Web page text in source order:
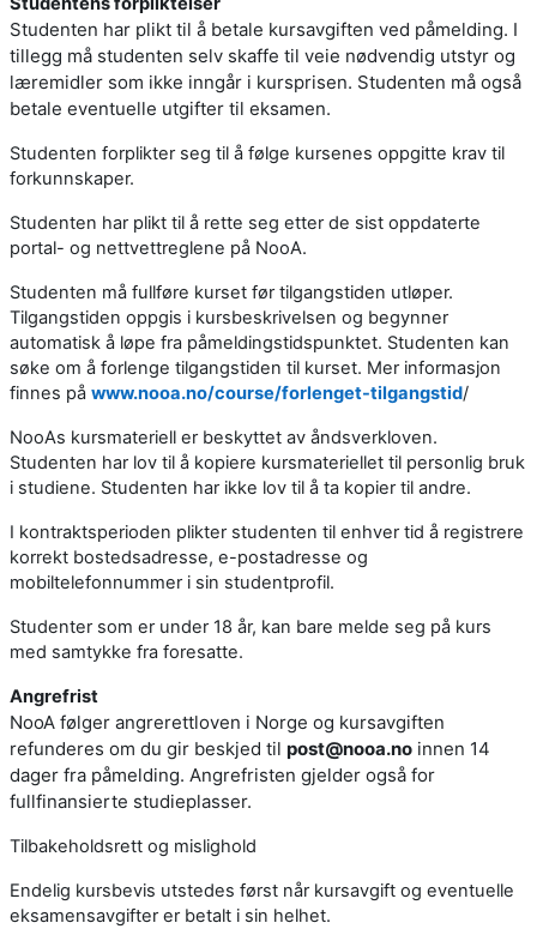
Studenten har plikt til å betale kursavgiften ved påmelding. I
tillegg må studenten selv skaffe til veie nødvendig utstyr og
læremidler som ikke inngår i kursprisen. Studenten må også
betale eventuelle utgifter til eksamen.
Studenten forplikter seg til å følge kursenes oppgitte krav til
forkunnskaper.
Studenten har plikt til å rette seg etter de sist oppdaterte
portal- og nettvettreglene på NooA.
Studenten må fullføre kurset før tilgangstiden utløper.
Tilgangstiden oppgis i kursbeskrivelsen og begynner
automatisk å løpe fra påmeldingstidspunktet. Studenten kan
søke om å forlenge tilgangstiden til kurset. Mer informasjon
finnes på www.nooa.no/course/forlenget-tilgangstid/
NooAs kursmateriell er beskyttet av åndsverkloven.
Studenten har lov til å kopiere kursmateriellet til personlig bruk
i studiene. Studenten har ikke lov til å ta kopier til andre.
I kontraktsperioden plikter studenten til enhver tid å registrere
korrekt bostedsadresse, e-postadresse og
mobiltelefonnummer i sin studentprofil.
Studenter som er under 18 år, kan bare melde seg på kurs
med samtykke fra foresatte.
Angrefrist
NooA følger angrerettloven i Norge og kursavgiften
refunderes om du gir beskjed til post@nooa.no innen 14
dager fra påmelding. Angrefristen gjelder også for
fullfinansierte studieplasser.
Tilbakeholdsrett og mislighold
Endelig kursbevis utstedes først når kursavgift og eventuelle
eksamensavgifter er betalt i sin helhet.